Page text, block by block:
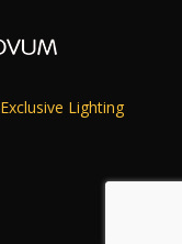
Exclusive Lighting